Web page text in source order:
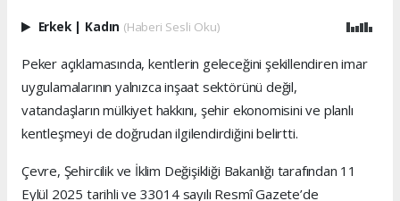
Erkek | Kadın (Haberi Sesli Oku)
Peker açıklamasında, kentlerin geleceğini şekillendiren imar
uygulamalarının yalnızca inşaat sektörünü değil,
vatandaşların mülkiyet hakkını, şehir ekonomisini ve planlı
kentleşmeyi de doğrudan ilgilendirdiğini belirtti.
Çevre, Şehircilik ve İklim Değişikliği Bakanlığı tarafından 11
Eylül 2025 tarihli ve 33014 sayılı Resmî Gazete’de